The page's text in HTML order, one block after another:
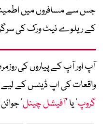
جس سے مسافروں میں
کے ریلوے نیٹ ورک کی
آپ اور آپ کے پیاروں کی
واقعات کی اپ ڈیٹس کے لیے
گروپ‘ یا ’آفیشل چینل‘